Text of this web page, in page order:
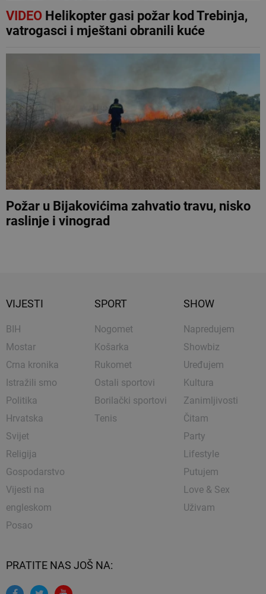
VIDEOHelikopter gasi požar kod Trebinja,
vatrogasci i mještani obranili kuće
Požar u Bijakovićima zahvatio travu, nisko
raslinje i vinograd
VIJESTI
BIH
Mostar
Crna kronika
Istražili smo
Politika
Hrvatska
Svijet
Religija
Gospodarstvo
Vijesti na
engleskom
Posao
SPORT
Nogomet
Košarka
Rukomet
Ostali sportovi
Borilački sportovi
Tenis
SHOW
Napredujem
Showbiz
Uređujem
Kultura
Zanimljivosti
Čitam
Party
Lifestyle
Putujem
Love & Sex
Uživam
PRATITE NAS JOŠ NA: